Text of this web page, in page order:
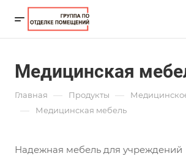
Медицинская
Главная — Продукты —
— Медицинская мебель
Надежная мебель для учреждений